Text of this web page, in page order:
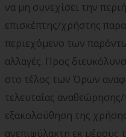
να μη συνεχίσει την
επισκέπτης/χρήστης
περιεχόμενο των
αλλαγές. Προς
στο τέλος των Όρων
τελευταίας
εξακολούθηση της
ανεπιφύλακτη εκ μέρους